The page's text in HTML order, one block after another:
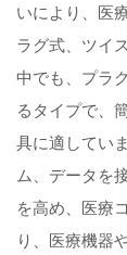
いにより、医
ラグ式、ツイ
中でも、プラ
るタイプで、
具に適してい
ム、データを
を高め、医療
り、医療機器